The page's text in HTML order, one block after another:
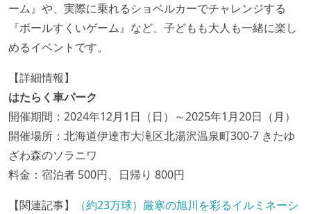
ーム』や、実際に乗れるショベルカーでチャレンジする
『ボールすくいゲーム』など、子どもも大人も一緒に楽し
めるイベントです。
【詳細情報】
はたらく車パーク
開催期間：2024年12月1日（日）～2025年1月20日（月）
開催場所：北海道伊達市⼤滝区北湯沢温泉町300-7 きたゆ
ざわ森のソラニワ
料金：宿泊者 500円、日帰り 800円
【関連記事】
（約23万球）厳寒の旭川を彩るイルミネーシ